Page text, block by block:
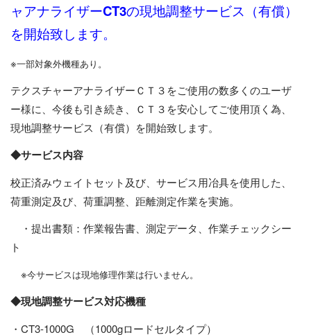
ャアナライザーCT3の現地調整サービス（有償）
を開始致します。
※一部対象外機種あり。
テクスチャーアナライザーＣＴ３をご使用の数多くのユーザ
ー様に、今後も引き続き、ＣＴ３を安心してご使用頂く為、
現地調整サービス（有償）を開始致します。
◆サービス内容
校正済みウェイトセット及び、サービス用冶具を使用した、
荷重測定及び、荷重調整、距離測定作業を実施。
・提出書類：作業報告書、測定データ、作業チェックシー
ト
※今サービスは現地修理作業は行いません。
◆現地調整サービス対応機種
・CT3-1000G （1000gロードセルタイプ）